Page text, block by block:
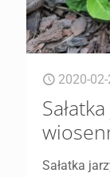
2020-
Sałatka